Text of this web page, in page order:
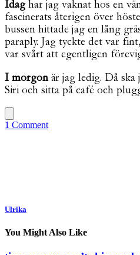
Idaghar jag vaknat hos en
fascinerats återigen över
bussen hittade jag en lång
paraply. Jag tyckte det var
var svårt att egentligen
I morgonär jag ledig. Då ska
Siri och sitta på café och
1 Comment
Ulrika
You Might Also Like